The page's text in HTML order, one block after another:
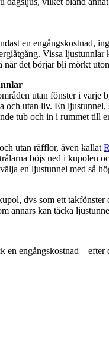
en engångskostnad,
Vissa
när det börjar bli mörkt
utan fönster i varje
och utan liv. En
tub och in i rummet till
utan räfflor, även kallat
böjs ned i kupolen
en ljustunnel med så
dvs som ett takfönster
annars kan täcka
engångskostnad –